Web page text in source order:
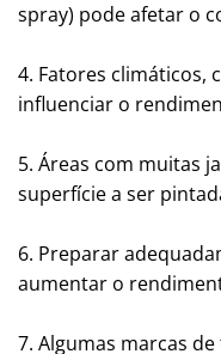
spray) pode afetar o
4. Fatores climáticos,
influenciar o
5. Áreas com muitas
superfície a ser
6. Preparar
aumentar o
7. Algumas marcas